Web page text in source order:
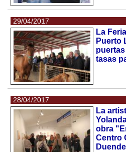
29/04/2017
La
Puerto
tasas
28/04/2017
La
obra
Centro